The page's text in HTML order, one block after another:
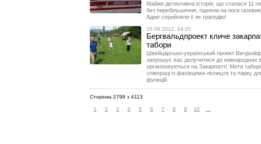
Майже детективна історія, що сталася 11
без перебільшення, підняла на ноги
Адже сприйняли її як трагедію!
15.06.2012, 14:20
Бергвальдпроект кличе
табори
Швейцарсько-український проект
запрошує вас долучитися до міжнародних
організовуються на Закарпатті. Мета
співпраці із фахівцями лісництв та парку
функцій.
Сторінка 2798 з 4113
1 2 3 4 5 6 7 8 9 10